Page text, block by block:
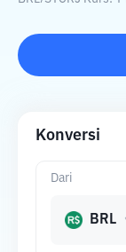
Konversi
Dari
BRL